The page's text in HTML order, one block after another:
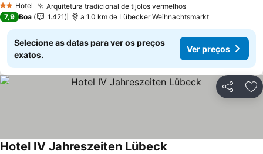
2 Estrelas
Hotel Arquitetura tradicional de tijolos vermelhos
7,9 Boa 1.421 a 1.0 km de Lübecker Weihnachtsmarkt
Selecione as datas para ver os preços
exatos.
Ver preços
Partilhar
Hotel IV Jahreszeiten Lübeck